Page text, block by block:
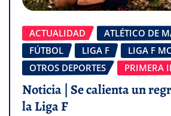
ACTUALIDAD
ATLÉTICO DE
FÚTBOL
LIGA F
LIGA F
OTROS DEPORTES
PRIMERA
Noticia | Se calienta un
la Liga F